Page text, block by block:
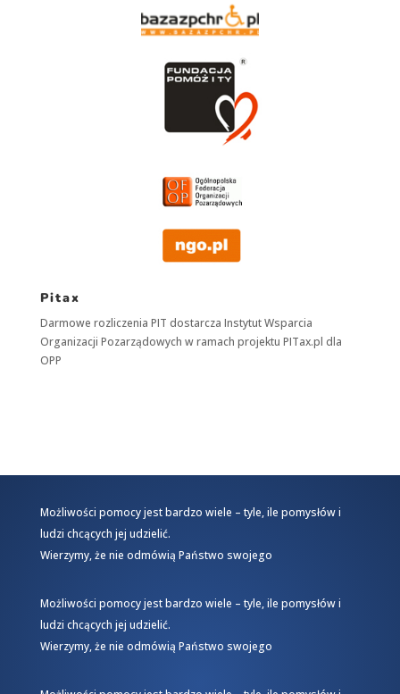
Pitax
Darmowe rozliczenia PIT dostarcza Instytut Wsparcia
Organizacji Pozarządowych w ramach projektu PITax.pl dla
OPP
Możliwości pomocy jest bardzo wiele – tyle, ile pomysłów i
ludzi chcących jej udzielić.
Wierzymy, że nie odmówią Państwo swojego
Możliwości pomocy jest bardzo wiele – tyle, ile pomysłów i
ludzi chcących jej udzielić.
Wierzymy, że nie odmówią Państwo swojego